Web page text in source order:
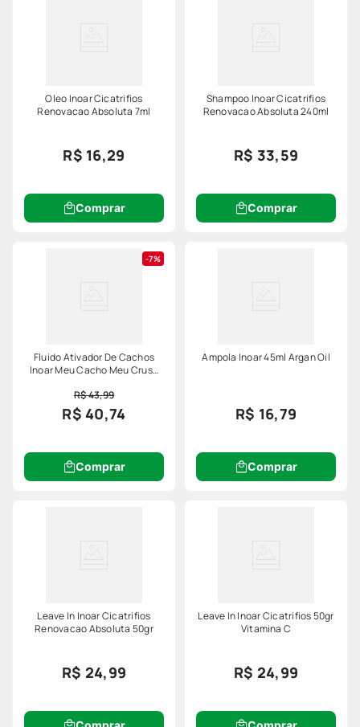
Oleo Inoar Cicatrifios
Renovacao Absoluta 7ml
R$ 16,29
Comprar
Shampoo Inoar Cicatrifios
Renovacao Absoluta 240ml
R$ 33,59
Comprar
7%
Fluido Ativador De Cachos
Inoar Meu Cacho Meu Crush
R$ 43,99
R$ 40,74
Comprar
Ampola Inoar 45ml Argan Oil
R$ 16,79
Comprar
Leave In Inoar Cicatrifios
Renovacao Absoluta 50gr
R$ 24,99
Leave In Inoar Cicatrifios 50gr
Vitamina C
R$ 24,99